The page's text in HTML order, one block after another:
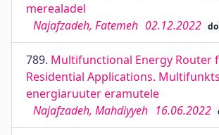
merealadel
Najafzadeh, Fatemeh 02.12.2022
789. Multifunctional Energy Router
Residential Applications.
energiaruuter eramutele
Najafzadeh, Mahdiyyeh 16.06.2022